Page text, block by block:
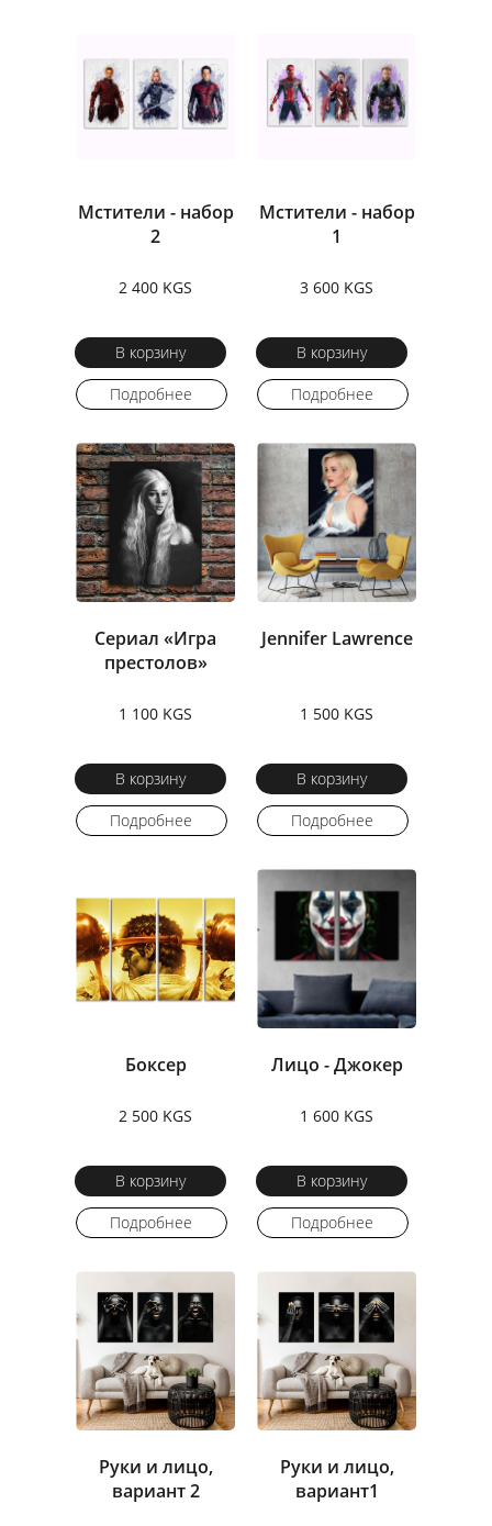
Мстители - набор
2
2 400 KGS
В корзину
Подробнее
Мстители - набор
1
3 600 KGS
В корзину
Подробнее
Сериал «Игра
престолов»
1 100 KGS
В корзину
Подробнее
Jennifer Lawrence
1 500 KGS
В корзину
Подробнее
Боксер
2 500 KGS
В корзину
Подробнее
Лицо - Джокер
1 600 KGS
В корзину
Подробнее
Руки и лицо,
вариант 2
Руки и лицо,
вариант1